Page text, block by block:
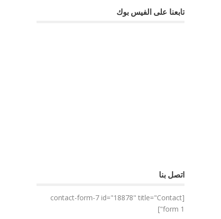
تابعنا على الفيس بوك
اتصل بنا
[contact-form-7 id="18878" title="Contact
form 1"]